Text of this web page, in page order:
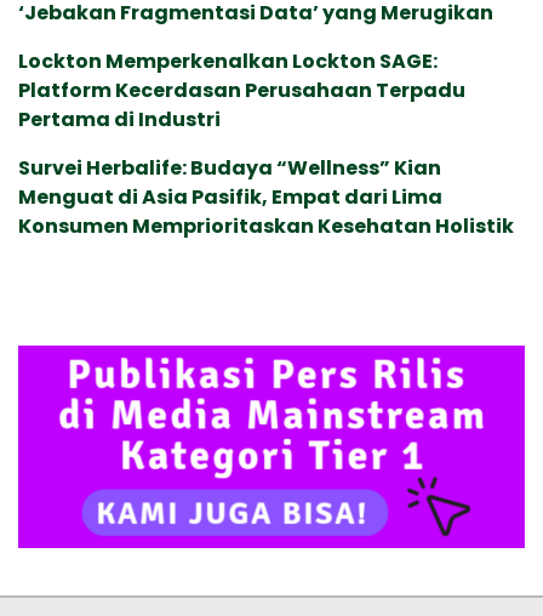
‘Jebakan Fragmentasi Data’ yang Merugikan
Lockton Memperkenalkan Lockton SAGE:
Platform Kecerdasan Perusahaan Terpadu
Pertama di Industri
Survei Herbalife: Budaya “Wellness” Kian
Menguat di Asia Pasifik, Empat dari Lima
Konsumen Memprioritaskan Kesehatan Holistik